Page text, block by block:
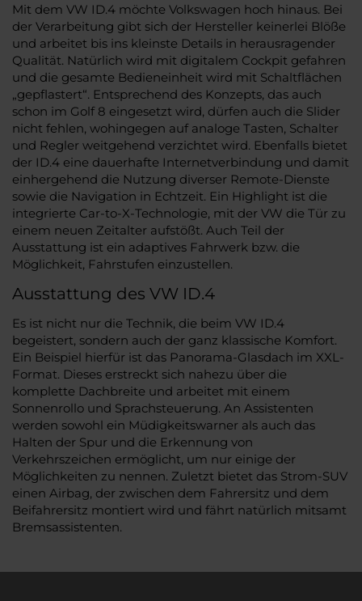
Mit dem VW ID.4 möchte Volkswagen hoch hinaus. Bei
der Verarbeitung gibt sich der Hersteller keinerlei Blöße
und arbeitet bis ins kleinste Details in herausragender
Qualität. Natürlich wird mit digitalem Cockpit gefahren
und die gesamte Bedieneinheit wird mit Schaltflächen
„gepflastert“. Entsprechend des Konzepts, das auch
schon im Golf 8 eingesetzt wird, dürfen auch die Slider
nicht fehlen, wohingegen auf analoge Tasten, Schalter
und Regler weitgehend verzichtet wird. Ebenfalls bietet
der ID.4 eine dauerhafte Internetverbindung und damit
einhergehend die Nutzung diverser Remote-Dienste
sowie die Navigation in Echtzeit. Ein Highlight ist die
integrierte Car-to-X-Technologie, mit der VW die Tür zu
einem neuen Zeitalter aufstößt. Auch Teil der
Ausstattung ist ein adaptives Fahrwerk bzw. die
Möglichkeit, Fahrstufen einzustellen.
Ausstattung des VW ID.4
Es ist nicht nur die Technik, die beim VW ID.4
begeistert, sondern auch der ganz klassische Komfort.
Ein Beispiel hierfür ist das Panorama-Glasdach im XXL-
Format. Dieses erstreckt sich nahezu über die
komplette Dachbreite und arbeitet mit einem
Sonnenrollo und Sprachsteuerung. An Assistenten
werden sowohl ein Müdigkeitswarner als auch das
Halten der Spur und die Erkennung von
Verkehrszeichen ermöglicht, um nur einige der
Möglichkeiten zu nennen. Zuletzt bietet das Strom-SUV
einen Airbag, der zwischen dem Fahrersitz und dem
Beifahrersitz montiert wird und fährt natürlich mitsamt
Bremsassistenten.